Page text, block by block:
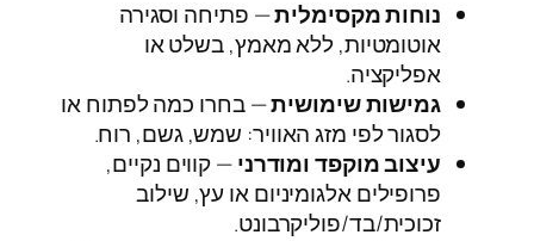
נוחות מקסימלית— פתיחה וסגירה
אוטומטיות, ללא מאמץ, בשלט או
אפליקציה.
גמישות שימושית— בחרו כמה לפתוח או
לסגור לפי מזג האוויר: שמש, גשם, רוח.
עיצוב מוקפד ומודרני— קווים נקיים,
פרופילים אלגומיניום או עץ, שילוב
זכוכית/בד/פוליקרבונט.